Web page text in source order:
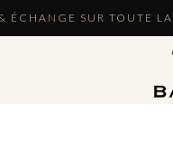
ÉCHANGE SUR TOUTE